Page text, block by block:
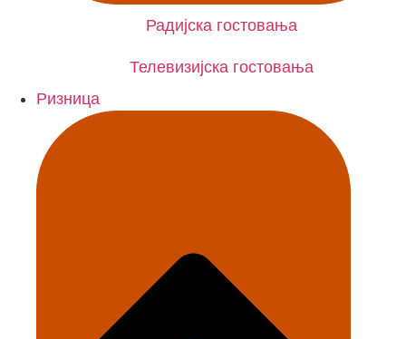
Радијска гостовања
Телевизијска гостовања
Ризница